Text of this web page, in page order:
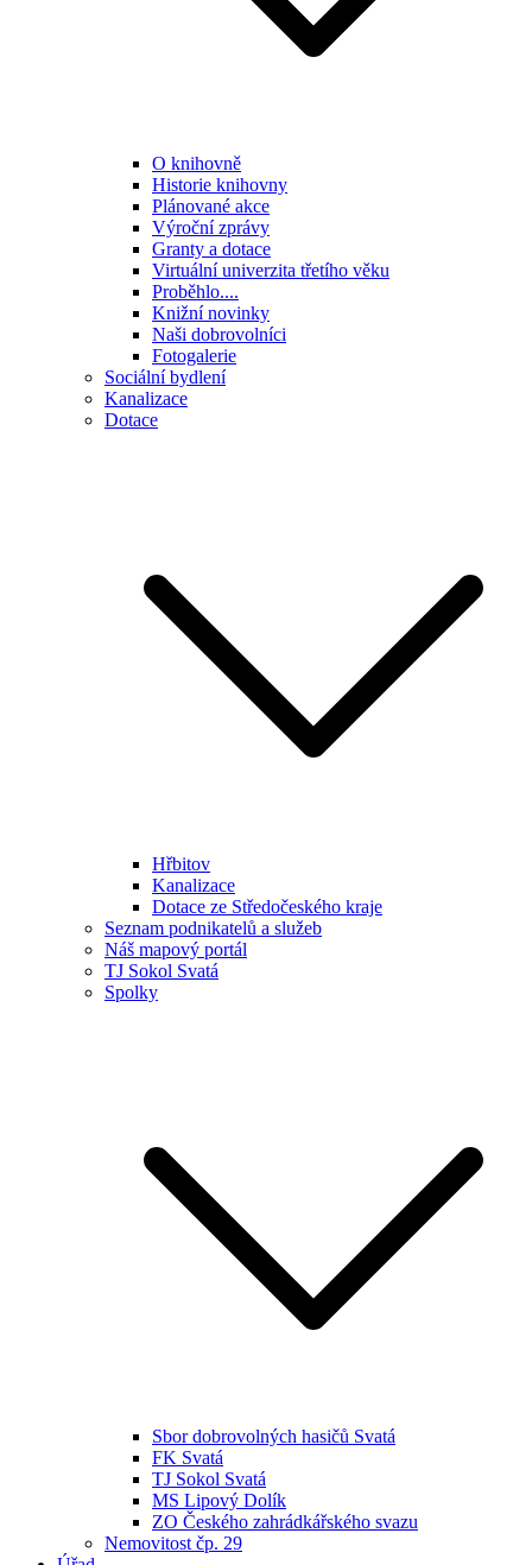
O knihovně
Historie knihovny
Plánované akce
Výroční zprávy
Granty a dotace
Virtuální univerzita třetího věku
Proběhlo....
Knižní novinky
Naši dobrovolníci
Fotogalerie
Sociální bydlení
Kanalizace
Dotace
Hřbitov
Kanalizace
Dotace ze Středočeského kraje
Seznam podnikatelů a služeb
Náš mapový portál
TJ Sokol Svatá
Spolky
Sbor dobrovolných hasičů Svatá
FK Svatá
TJ Sokol Svatá
MS Lipový Dolík
ZO Českého zahrádkářského svazu
Nemovitost čp. 29